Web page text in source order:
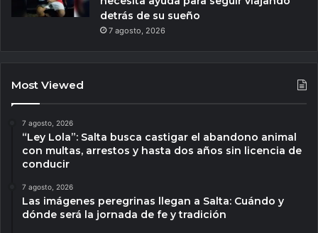
detrás de su sueño
7 agosto, 2026
Most Viewed
7 agosto, 2026
“Ley Lola”: Salta busca castigar el abandono animal
con multas, arrestos y hasta dos años sin licencia de
conducir
7 agosto, 2026
Las imágenes peregrinas llegan a Salta: Cuándo y
dónde será la jornada de fe y tradición